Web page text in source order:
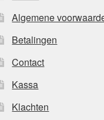
Algemene
Betalingen
Contact
Kassa
Klachten